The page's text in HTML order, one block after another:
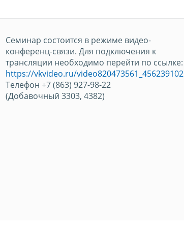
Семинар состоится в режиме видео-
конференц-связи. Для подключения к
трансляции необходимо перейти по ссылке:
https://vkvideo.ru/video820473561_456239102
Телефон +7 (863) 927-98-22
(Добавочный 3303, 4382)